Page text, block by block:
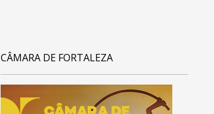
CÂMARA DE FORTALEZA